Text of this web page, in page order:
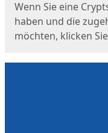
Wenn Sie eine
haben und die
möchten, klicken